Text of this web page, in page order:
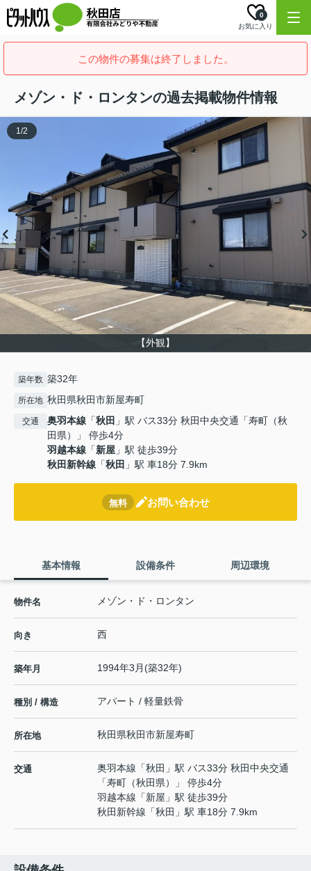
お気に入り
0
この物件の募集は終了しました。
メゾン・ド・ロンタンの過去掲載物件情報
【外観】
1/2
築年数 築32年
所在地 秋田県秋田市新屋寿町
交通 奥羽本線 「秋田 」駅 バス33分 秋田中央交通「寿町（秋
田県）」 停歩4分
羽越本線 「新屋 」駅 徒歩39分
秋田新幹線 「秋田 」駅 車18分 7.9km
無料 お問い合わせ
基本情報 設備条件 周辺環境
物件名 メゾン・ド・ロンタン
向き 西
築年月 1994年3月(築32年)
種別 / 構造 アパート / 軽量鉄骨
所在地 秋田県秋田市新屋寿町
交通 奥羽本線 「秋田 」駅 バス33分 秋田中央交通
「寿町（秋田県）」 停歩4分
羽越本線 「新屋 」駅 徒歩39分
秋田新幹線 「秋田 」駅 車18分 7.9km